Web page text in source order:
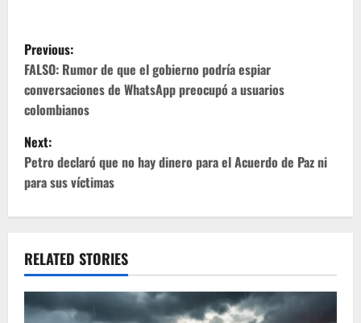
P
o
s
t
n
a
v
i
g
Previous:
FALSO: Rumor de que el gobierno podría espiar
conversaciones de WhatsApp preocupó a usuarios
colombianos
Next:
Petro declaró que no hay dinero para el Acuerdo de Paz ni
para sus víctimas
RELATED STORIES